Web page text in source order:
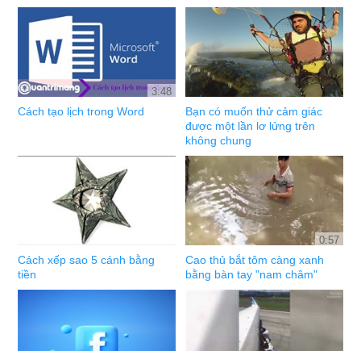
3:48
Cách tạo lịch trong Word
Bạn có muốn thử cảm giác
được một lần lơ lửng trên
không chung
Cách xếp sao 5 cánh bằng
tiền
0:57
Cao thủ bắt tôm càng xanh
bằng bàn tay "nam châm"